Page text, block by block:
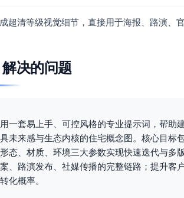
超清等级视觉细节，直接用于海报、路演、
解决的问题
用一套易上手、可控风格的专业提示词，帮助
具未来感与生态内核的住宅概念图。核心目标
形态、材质、环境三大参数实现快速迭代与多
案、路演发布、社媒传播的完整链路；提升客
转化概率。